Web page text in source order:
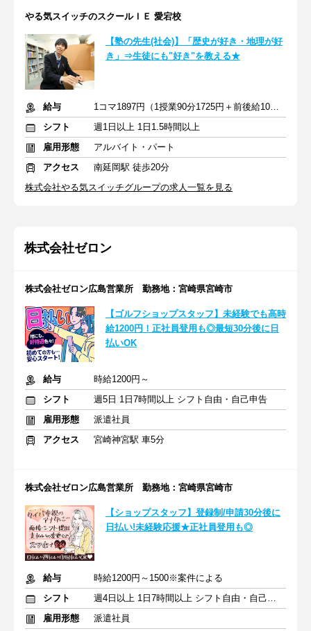
やる気スイッチのスクールＩＥ 愛宕校
【塾の先生(社会)】「歴史が好き・地理が好
き」⇒生徒にも"好き"を教える★
給与
1コマ1897円（1授業90分1725円＋前後給10分172円）
シフト
週1日以上 1日1.5時間以上
雇用形態
アルバイト・パート
アクセス
南延岡駅 徒歩20分
株式会社やる気スイッチグループの求人一覧を見る
株式会社ゼロン
株式会社ゼロン広島営業所 勤務地：宮崎県宮崎市
【ゴルフショップスタッフ】未経験でも高時
給1200円！正社員登用も◎最短30分後に日
払いOK
給与
時給1200円～
シフト
週5日 1日7時間以上 シフト自由・自己申告
雇用形態
派遣社員
アクセス
宮崎神宮駅 車5分
株式会社ゼロン広島営業所 勤務地：宮崎県宮崎市
【ショップスタッフ】登録制/申請30分後に
日払い!未経験応援★正社員登用も◎
給与
時給1200円～1500※案件による
シフト
週4日以上 1日7時間以上 シフト自由・自己申告
雇用形態
派遣社員